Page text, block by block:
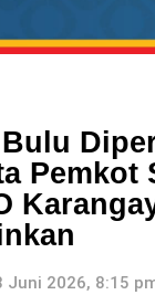
Pemkot
Juni 2026, 8:15